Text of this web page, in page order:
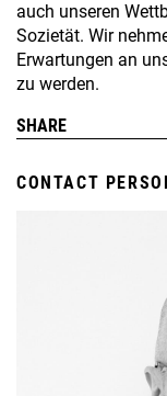
auch unseren
Sozietät. Wir
Erwartungen an
zu werden.
CONTACT